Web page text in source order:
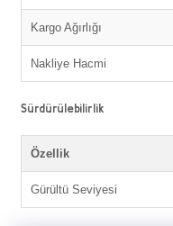
Kargo Ağırlığı
Nakliye Hacmi
Sürdürülebilirlik
Özellik
Gürültü Seviyesi